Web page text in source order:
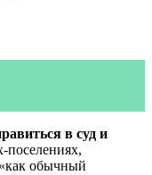
в суд и
поселениях,
обычный